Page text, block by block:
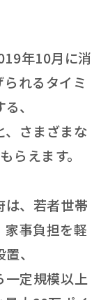
年10月に消
れるタイミ
、
、さまざまな
らえます。
は、若者世帯
家事負担を軽
、
一定規模以上